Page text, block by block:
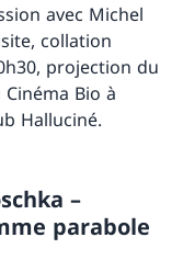
avec Michel
collation
projection du
Bio à
Halluciné.
–
parabole